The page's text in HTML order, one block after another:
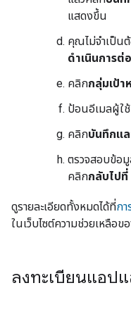
แสดงขึ้น
คุณไม่จำเป็น
ดำเนินการต่อ
คลิกกลุ่มเป้า
ป้อนอีเมลผู้ใ
คลิกบันทึกแล
ตรวจสอบข้อ
คลิกกลับไป
ดูรายละเอียดทั้งหมดได้ที่ก
ในเว็บไซต์ความช่วยเหลือ
ลงทะเบียนแอปแ